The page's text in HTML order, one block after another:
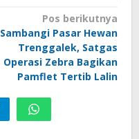
Pos berikutnya
Sambangi Pasar Hewan
Trenggalek, Satgas
Operasi Zebra Bagikan
Pamflet Tertib Lalin